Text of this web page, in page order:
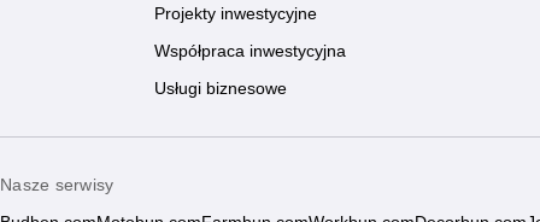
Projekty inwestycyjne
Współpraca inwestycyjna
Usługi biznesowe
Nasze serwisy